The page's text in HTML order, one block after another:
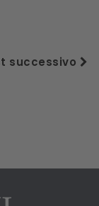
successivo